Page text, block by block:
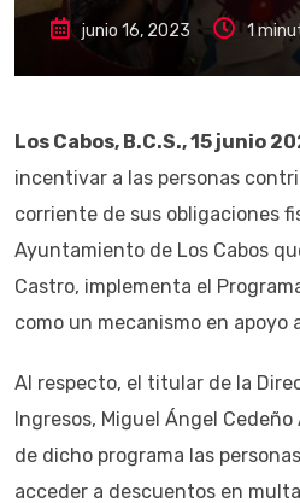
junio 16, 2023 1
Los Cabos, B.C.S., 15 junio
incentivar a las personas
corriente de sus obligaciones
Ayuntamiento de Los Cabos
Castro, implementa el
como un mecanismo en apoyo
Al respecto, el titular de la
Ingresos, Miguel Ángel
de dicho programa las
acceder a descuentos en